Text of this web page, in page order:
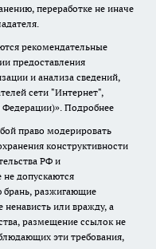
переработке не иначе
рекомендательные
предоставления
и анализа сведений,
сети "Интернет",
Федерации)». Подробнее
право модерировать
конструктивности
РФ и
не допускаются
разжигающие
или вражду, а
размещение ссылок не
эти требования,